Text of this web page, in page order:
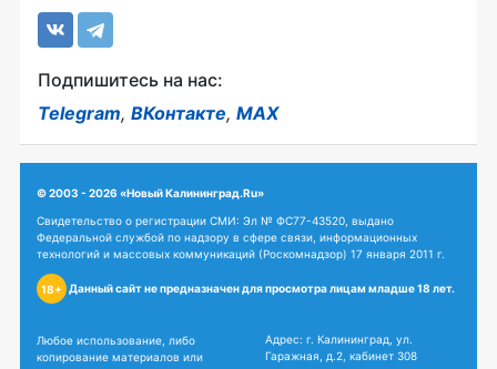
Подпишитесь на нас:
Telegram, ВКонтакте, MAX
© 2003 - 2026 «Новый Калининград.Ru»
Свидетельство о регистрации СМИ: Эл № ФС77-43520, выдано
Федеральной службой по надзору в сфере связи, информационных
технологий и массовых коммуникаций (Роскомнадзор) 17 января 2011 г.
18+ Данный сайт не предназначен для просмотра лицам младше 18 лет.
Любое использование, либо
копирование материалов или
Адрес: г. Калининград, ул.
Гаражная, д.2, кабинет 308